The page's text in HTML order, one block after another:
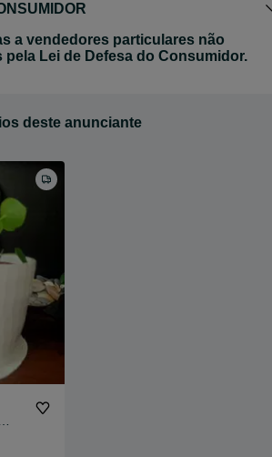
a vendedores particulares não
Lei de Defesa do Consumidor.
deste anunciante